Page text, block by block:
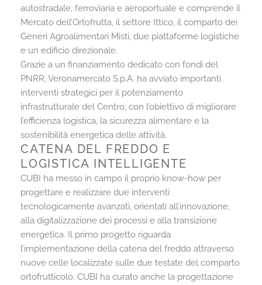
autostradale, ferroviaria e aeroportuale e comprende il
Mercato dell’Ortofrutta, il settore Ittico, il comparto dei
Generi Agroalimentari Misti, due piattaforme logistiche
e un edificio direzionale.
Grazie a un finanziamento dedicato con fondi del
PNRR, Veronamercato S.p.A. ha avviato importanti
interventi strategici per il potenziamento
infrastrutturale del Centro, con l’obiettivo di migliorare
l’efficienza logistica, la sicurezza alimentare e la
sostenibilità energetica delle attività.
CATENA DEL FREDDO E
LOGISTICA INTELLIGENTE
CUBI ha messo in campo il proprio know-how per
progettare e realizzare due interventi
tecnologicamente avanzati, orientati all’innovazione,
alla digitalizzazione dei processi e alla transizione
energetica. Il primo progetto riguarda
l’implementazione della catena del freddo attraverso
nuove celle localizzate sulle due testate del comparto
ortofrutticolo. CUBI ha curato anche la progettazione